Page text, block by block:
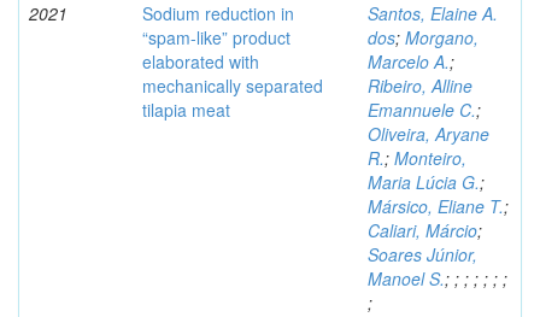
2021
Sodium reduction in
“spam-like” product
elaborated with
mechanically separated
tilapia meat
Santos, Elaine A.
dos; Morgano,
Marcelo A.;
Ribeiro, Alline
Emannuele C.;
Oliveira, Aryane
R.; Monteiro,
Maria Lúcia G.;
Mársico, Eliane T.;
Caliari, Márcio;
Soares Júnior,
Manoel S.; ; ; ; ; ; ;
;